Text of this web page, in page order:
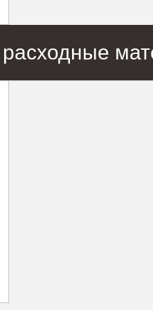
расходные